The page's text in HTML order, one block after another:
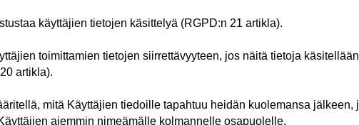
käyttäjien tietojen käsittelyä (RGPD:n 21 artikla).
toimittamien tietojen siirrettävyyteen, jos näitä tietoja
artikla).
mitä Käyttäjien tiedoille tapahtuu heidän kuolemansa jälkeen,
aiemmin nimeämälle kolmannelle osapuolelle.